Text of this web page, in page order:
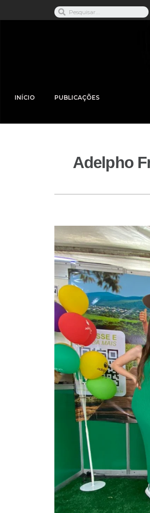
INÍCIO PUBLICAÇÕES
Adelpho